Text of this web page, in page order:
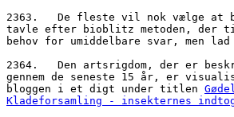
2363.   De fleste vil nok vælge at
tavle efter bioblitz metoden,
behov for umiddelbare svar, men
2364.   Den artsrigdom, der er
gennem de seneste 15 år, er
bloggen i et digt under titlen
Kladeforsamling - insekternes